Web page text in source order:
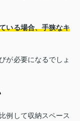
いる場合、手狭なキ
が必要になるでしょ
例して収納スペース